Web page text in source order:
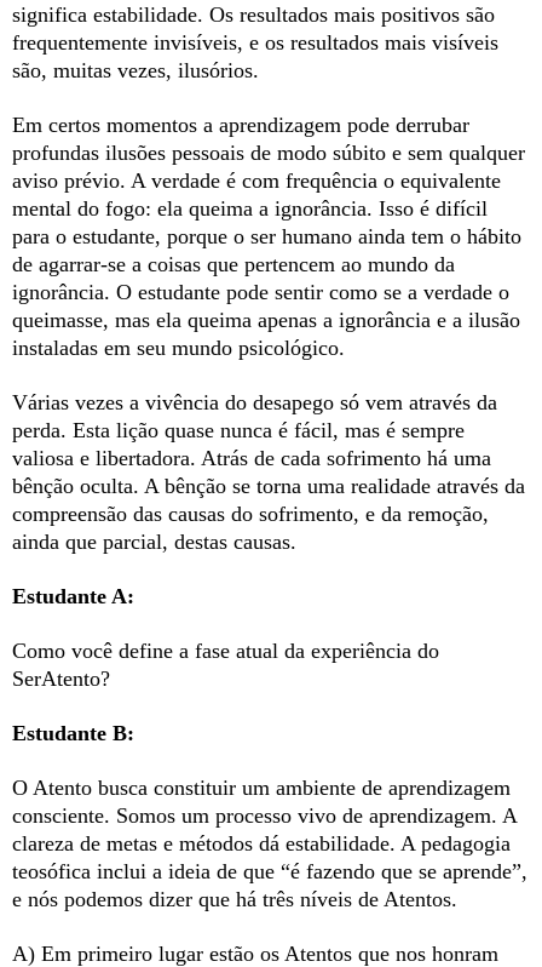
significa estabilidade. Os resultados mais positivos são
frequentemente invisíveis, e os resultados mais visíveis
são, muitas vezes, ilusórios.
Em certos momentos a aprendizagem pode derrubar
profundas ilusões pessoais de modo súbito e sem qualquer
aviso prévio. A verdade é com frequência o equivalente
mental do fogo: ela queima a ignorância. Isso é difícil
para o estudante, porque o ser humano ainda tem o hábito
de agarrar-se a coisas que pertencem ao mundo da
ignorância. O estudante pode sentir como se a verdade o
queimasse, mas ela queima apenas a ignorância e a ilusão
instaladas em seu mundo psicológico.
Várias vezes a vivência do desapego só vem através da
perda. Esta lição quase nunca é fácil, mas é sempre
valiosa e libertadora. Atrás de cada sofrimento há uma
bênção oculta. A bênção se torna uma realidade através da
compreensão das causas do sofrimento, e da remoção,
ainda que parcial, destas causas.
Estudante A:
Como você define a fase atual da experiência do
SerAtento?
Estudante B:
O Atento busca constituir um ambiente de aprendizagem
consciente. Somos um processo vivo de aprendizagem. A
clareza de metas e métodos dá estabilidade. A pedagogia
teosófica inclui a ideia de que “é fazendo que se aprende”,
e nós podemos dizer que há três níveis de Atentos.
A) Em primeiro lugar estão os Atentos que nos honram